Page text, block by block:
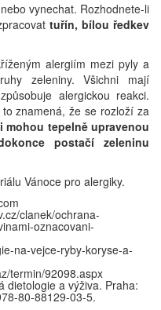
vynechat. Rozhodnete-li
tuřín, bílou ředkev
alergiím mezi pyly a
zeleniny. Všichni mají
alergickou reakci.
znamená, že se rozloží za
mohou tepelně upravenou
postačí zeleninu
Vánoce pro alergiky.
clanek/ochrana-
oznacovani-
na-vejce-ryby-koryse-a-
termin/92098.aspx
dietologie a výživa. Praha:
80-88129-03-5.